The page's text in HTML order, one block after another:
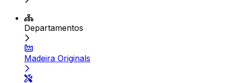
Departamentos
Madeira Originals